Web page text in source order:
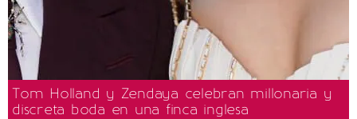
Tom Holland y Zendaya celebran millonaria y
discreta boda en una finca inglesa